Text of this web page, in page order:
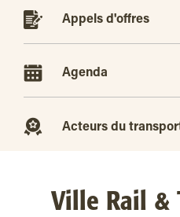
Appels d'offres
Agenda
Acteurs du
Ville Rail &